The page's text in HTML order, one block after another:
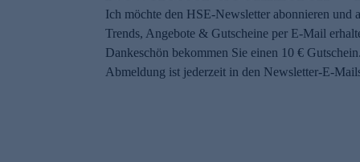
Ich möchte den HSE-Newsletter abonnieren und
Trends, Angebote & Gutscheine per E-Mail
Dankeschön bekommen Sie einen 10 €
Abmeldung ist jederzeit in den Newsletter-E-